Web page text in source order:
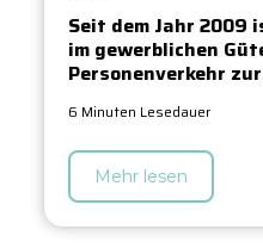
Seit dem Jahr 2009
im gewerblichen
Personenverkehr
6 Minuten Lesedauer
Mehr lesen